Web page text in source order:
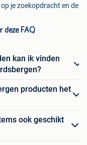
je zoekopdracht en de
deze FAQ
kan ik vinden
producten het
ook geschikt